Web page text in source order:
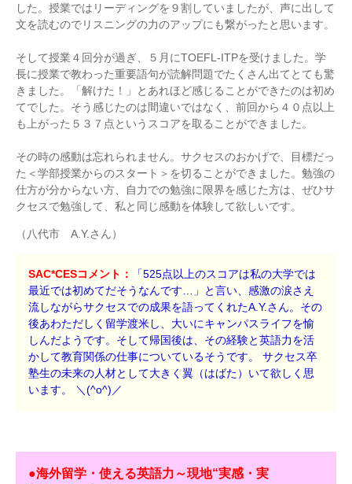
した。授業ではリーディングを９割していましたが、声に出して
文を読むのでリスニングの力のアップにも繋がったと思います。
そして授業４回分が過ぎ、５月にTOEFL-ITPを受けました。学
長に授業で教わった重要語句が読解問題でたくさん出てとても驚
きました。「解けた！」とあれほど感じることができたのは初め
てでした。そう感じたのは間違いではなく、前回から４０点以上
も上がった５３７点というスコアを取ることができました。
その時の感動は忘れられません。サクセスのおかげで、目標だっ
た＜学部授業からのスタート＞を切ることができました。勉強の
仕方が分からない方、自力での勉強に限界を感じた方は、ぜひサ
クセスで勉強して、私と同じ感動を体験して欲しいです。
（八代市 A.Y.さん）
SAC*CESコメント：
「525点以上のスコアは私の大学では
最近では初めてだそうなんです…」と言い、感激の涙さえ
流しながらサクセスでの成果を語ってくれたA.Y.さん。その
後あわただしく留学渡米し、大いにキャンパスライフを愉
しんだようです。そして帰国後は、その経験と英語力を活
かして教育関係の仕事についているそうです。 サクセス卒
塾生の未来の人材として大きく翼（はばた）いて欲しく思
います。
＼(^o^)／
●海外留学・使える英語力～現地“実感・実